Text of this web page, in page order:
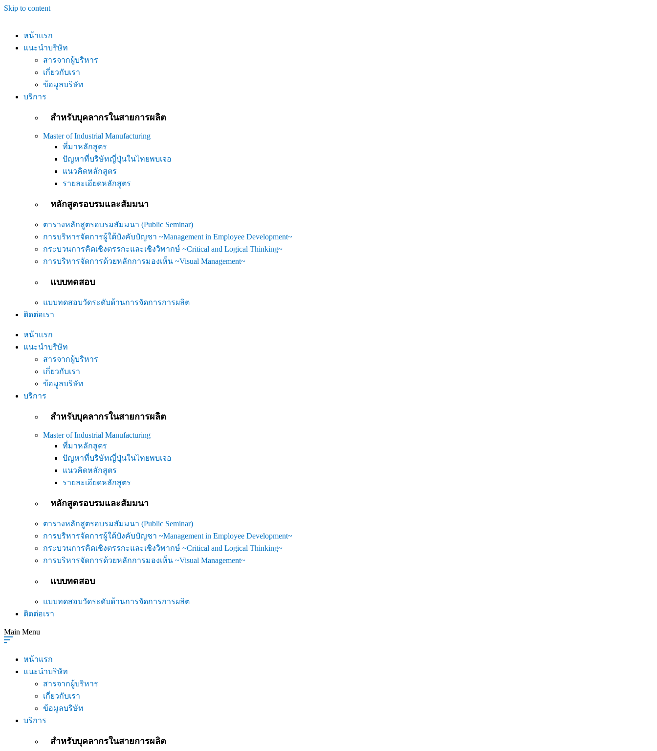
Skip to content
หน้าแรก
แนะนำบริษัท
สารจากผู้บริหาร
เกี่ยวกับเรา
ข้อมูลบริษัท
บริการ
สำหรับบุคลากรในสายการผลิต
Master of Industrial Manufacturing
ที่มาหลักสูตร
ปัญหาที่บริษัทญี่ปุ่นในไทยพบเจอ
แนวคิดหลักสูตร
รายละเอียดหลักสูตร
หลักสูตรอบรมและสัมมนา
ตารางหลักสูตรอบรมสัมมนา (Public Seminar)
การบริหารจัดการผู้ใต้บังคับบัญชา ~Management in Employee Development~
กระบวนการคิดเชิงตรรกะและเชิงวิพากษ์ ~Critical and Logical Thinking~
การบริหารจัดการด้วยหลักการมองเห็น ~Visual Management~
แบบทดสอบ
แบบทดสอบวัดระดับด้านการจัดการการผลิต
ติดต่อเรา
หน้าแรก
แนะนำบริษัท
สารจากผู้บริหาร
เกี่ยวกับเรา
ข้อมูลบริษัท
บริการ
สำหรับบุคลากรในสายการผลิต
Master of Industrial Manufacturing
ที่มาหลักสูตร
ปัญหาที่บริษัทญี่ปุ่นในไทยพบเจอ
แนวคิดหลักสูตร
รายละเอียดหลักสูตร
หลักสูตรอบรมและสัมมนา
ตารางหลักสูตรอบรมสัมมนา (Public Seminar)
การบริหารจัดการผู้ใต้บังคับบัญชา ~Management in Employee Development~
กระบวนการคิดเชิงตรรกะและเชิงวิพากษ์ ~Critical and Logical Thinking~
การบริหารจัดการด้วยหลักการมองเห็น ~Visual Management~
แบบทดสอบ
แบบทดสอบวัดระดับด้านการจัดการการผลิต
ติดต่อเรา
Main Menu
หน้าแรก
แนะนำบริษัท
สารจากผู้บริหาร
เกี่ยวกับเรา
ข้อมูลบริษัท
บริการ
สำหรับบุคลากรในสายการผลิต